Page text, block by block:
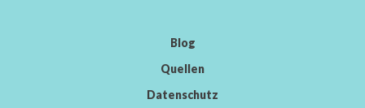
Blog
Quellen
Datenschutz